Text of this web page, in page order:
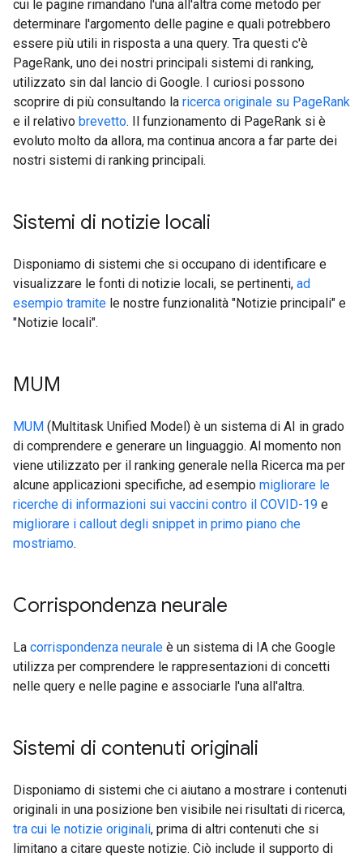
cui le pagine rimandano l'una all'altra come metodo per
determinare l'argomento delle pagine e quali potrebbero
essere più utili in risposta a una query. Tra questi c'è
PageRank, uno dei nostri principali sistemi di ranking,
utilizzato sin dal lancio di Google. I curiosi possono
scoprire di più consultando la ricerca originale su PageRank
e il relativo brevetto. Il funzionamento di PageRank si è
evoluto molto da allora, ma continua ancora a far parte dei
nostri sistemi di ranking principali.
Sistemi di notizie locali
Disponiamo di sistemi che si occupano di identificare e
visualizzare le fonti di notizie locali, se pertinenti, ad
esempio tramite le nostre funzionalità "Notizie principali" e
"Notizie locali".
MUM
MUM (Multitask Unified Model) è un sistema di AI in grado
di comprendere e generare un linguaggio. Al momento non
viene utilizzato per il ranking generale nella Ricerca ma per
alcune applicazioni specifiche, ad esempio migliorare le
ricerche di informazioni sui vaccini contro il COVID-19 e
migliorare i callout degli snippet in primo piano che
mostriamo.
Corrispondenza neurale
La corrispondenza neurale è un sistema di IA che Google
utilizza per comprendere le rappresentazioni di concetti
nelle query e nelle pagine e associarle l'una all'altra.
Sistemi di contenuti originali
Disponiamo di sistemi che ci aiutano a mostrare i contenuti
originali in una posizione ben visibile nei risultati di ricerca,
tra cui le notizie originali, prima di altri contenuti che si
limitano a citare queste notizie. Ciò include il supporto di